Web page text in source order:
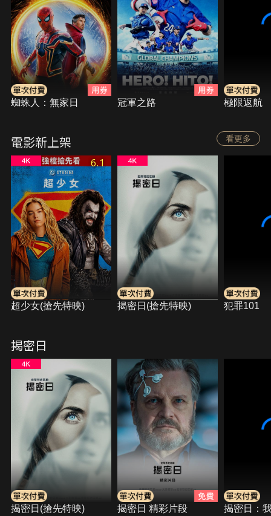
蜘蛛人：無家日 冠軍之路 極限返航
電影新上架 看更多
6.1
超少女(搶先特映) 揭密日(搶先特映) 犯罪101
揭密日
揭密日(搶先特映) 揭密日 精彩片段
揭密日：